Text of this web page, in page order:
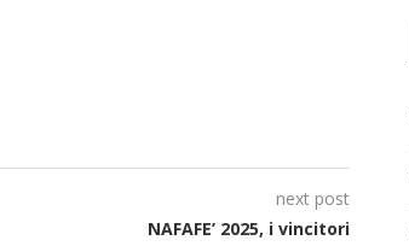
next post
NAFAFE’ 2025, i vincitori